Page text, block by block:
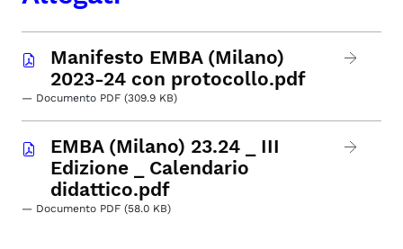
Manifesto EMBA (Milano)
2023-24 con protocollo.pdf
— Documento PDF (309.9 KB)
EMBA (Milano) 23.24 _ III
Edizione _ Calendario
didattico.pdf
— Documento PDF (58.0 KB)